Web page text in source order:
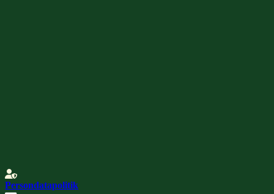
Persondatapolitik